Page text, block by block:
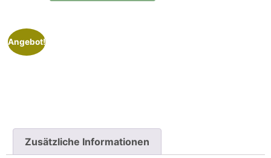
Angebot!
Zusätzliche Informationen